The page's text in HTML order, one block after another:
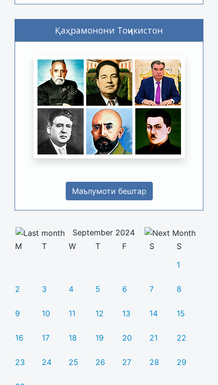
Қаҳрамонони Тоҷикистон
Маълумоти бештар
September 2024
M
T W T F S
S
1
2 3 4 5 6 7 8
9 10 11 12 13 14 15
16 17 18 19 20 21 22
23 24 25 26 27 28 29